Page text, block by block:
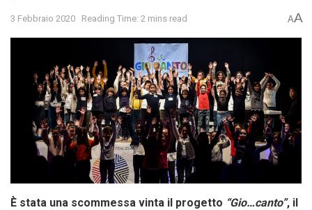
3 Febbraio 2020 Reading Time: 2 mins read AA
È stata una scommessa vinta il progetto “Gio…canto”, il